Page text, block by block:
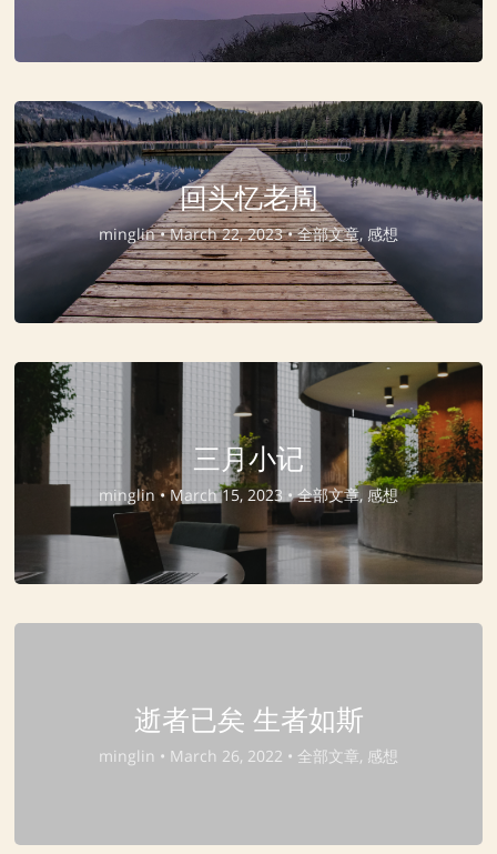
回头忆老周
minglin •March 22, 2023 •全部文章, 感想
三月小记
minglin •March 15, 2023 •全部文章, 感想
逝者已矣 生者如斯
minglin • March 26, 2022 • 全部文章, 感想